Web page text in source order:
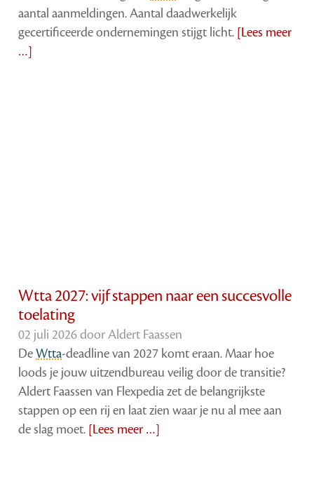
aantal aanmeldingen. Aantal daadwerkelijk
gecertificeerde ondernemingen stijgt licht. [Lees meer
…]
Wtta 2027: vijf stappen naar een succesvolle
toelating
02 juli 2026 doorAldert Faassen
DeWtta-deadline van 2027 komt eraan. Maar hoe
loods je jouw uitzendbureau veilig door de transitie?
Aldert Faassen van Flexpedia zet de belangrijkste
stappen op een rij en laat zien waar je nu al mee aan
de slag moet. [Lees meer …]